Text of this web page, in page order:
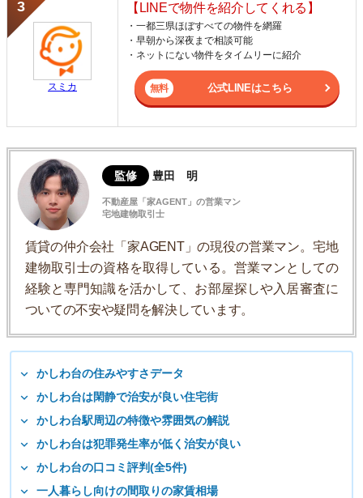
スミカ
【LINEで物件を紹介してくれる】
・一都三県ほぼすべての物件を網羅
・早朝から深夜まで相談可能
・ネットにない物件をタイムリーに紹介
公式LINEはこちら
監修 豊田 明
不動産屋「家AGENT」の営業マン
宅地建物取引士
賃貸の仲介会社「家AGENT」の現役の営業マン。宅地
建物取引士の資格を取得している。営業マンとしての
経験と専門知識を活かして、お部屋探しや入居審査に
ついての不安や疑問を解決しています。
かしわ台の住みやすさデータ
かしわ台は閑静で治安が良い住宅街
かしわ台駅周辺の特徴や雰囲気の解説
かしわ台は犯罪発生率が低く治安が良い
かしわ台の口コミ評判(全5件)
一人暮らし向けの間取りの家賃相場